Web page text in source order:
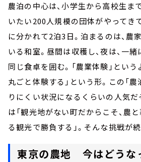
農泊の中心は、小学生から高校生ま
いたい200人規模の団体がやってき
に分かれて2泊3日。泊まるのは、農
いる和室。昼間は収穫し、夜は、一緒
同じ食卓を囲む。「農業体験」とい
丸ごと体験する」という形。この「
りにくい状況になるくらいの人気だ
は「観光地がない町だからこそ、農
る観光で勝負する」。そんな挑戦が
東京の農地 今はどうな